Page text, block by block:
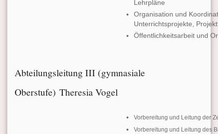
Lehrpläne
Organisation und
Unterrichtsprojekte,
Öffentlichkeitsarbeit und
Abteilungsleitung III (gymnasiale
Oberstufe) Theresia Vogel
Vorbereitung und Leitung der
Vorbereitung und Leitung des